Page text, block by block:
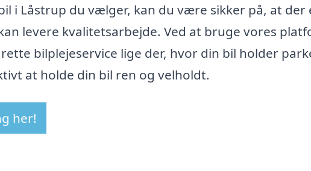
i Låstrup du vælger, kan du være sikker på, at der
levere kvalitetsarbejde. Ved at bruge vores
bilplejeservice lige der, hvor din bil holder
at holde din bil ren og velholdt.
her!